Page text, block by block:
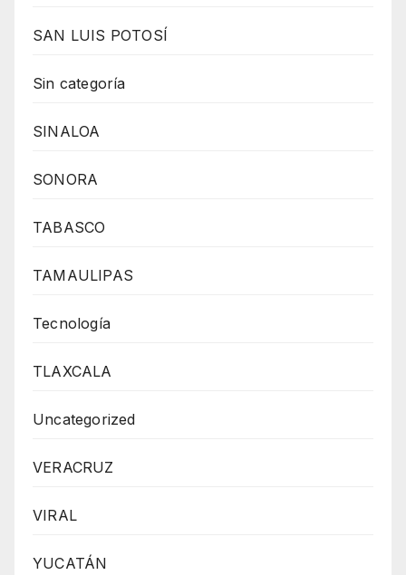
SAN LUIS POTOSÍ
Sin categoría
SINALOA
SONORA
TABASCO
TAMAULIPAS
Tecnología
TLAXCALA
Uncategorized
VERACRUZ
VIRAL
YUCATÁN